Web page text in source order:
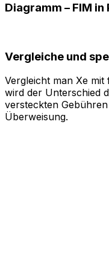
Diagramm – FIM in
Vergleiche und
Vergleicht man Xe
wird der Unterschied
versteckten
Überweisung.